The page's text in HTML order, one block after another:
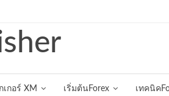
เกอร์ XM เริ่มต้นForex เทคนิค